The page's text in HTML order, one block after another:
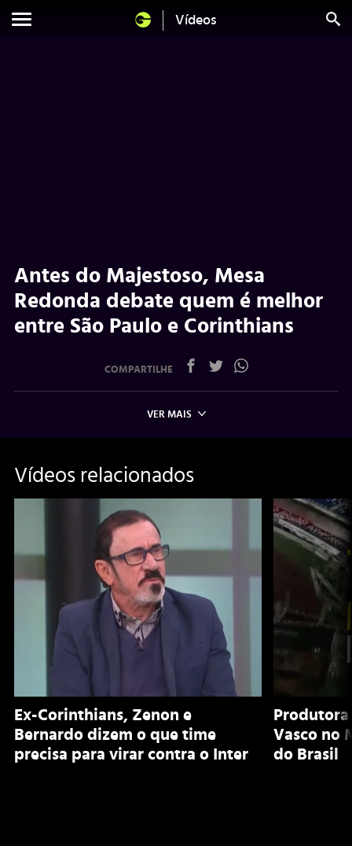
Vídeos
Antes do Majestoso, Mesa
Redonda debate quem é melhor
entre São Paulo e Corinthians
COMPARTILHE
VER MAIS
Vídeos relacionados
Ex-Corinthians, Zenon e
Bernardo dizem o que time
precisa para virar contra o Inter
Produtora
Vasco no
do Brasil